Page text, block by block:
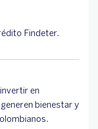
Findeter.
en
bienestar y